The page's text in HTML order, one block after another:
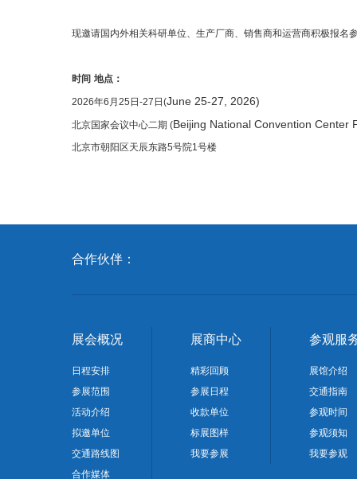
现邀请国内外相关科研单位、生产厂商、销售商和运营商积极报
时间 地点：
2026年6月25日-27日(June 25-27, 2026)
北京国家会议中心二期 (Beijing National Convention Center
北京市朝阳区天辰东路5号院1号楼
合作伙伴：
展会概况
日程安排
参展范围
活动介绍
拟邀单位
交通路线图
合作媒体
展商中心
精彩回顾
参展日程
收款单位
标展图样
我要参展
参观服
展馆介绍
交通指南
参观时间
参观须知
我要参观